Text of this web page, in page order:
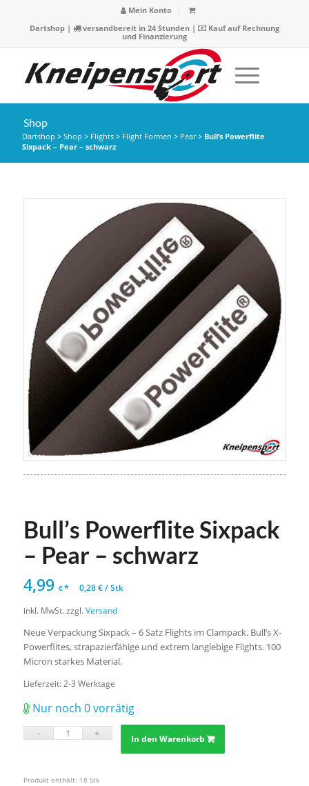
Mein Konto
Dartshop| versandbereit in 24 Stunden |
Kauf auf Rechnung
und Finanzierung
Shop
Dartshop > Shop > Flights> Flight Formen > Pear> Bull’s Powerflite
Sixpack – Pear – schwarz
Bull’s Powerflite Sixpack
– Pear – schwarz
4,99 €* 0,28€/Stk
inkl. MwSt. zzgl. Versand
Neue Verpackung Sixpack – 6 Satz Flights im Clampack. Bull’s X-
Powerflites, strapazierfähige und extrem langlebige Flights. 100
Micron starkes Material.
Lieferzeit: 2-3 Werktage
Nur noch 0 vorrätig
In den Warenkorb
Produkt enthält: 18 Stk